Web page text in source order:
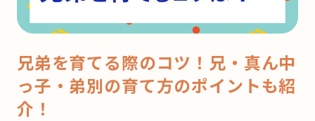
兄弟を育てる際のコツ！兄・真ん中
っ子・弟別の育て方のポイントも紹
介！